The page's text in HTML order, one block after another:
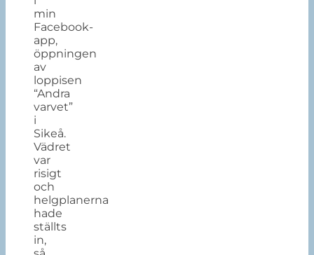
min
Facebook-
app,
öppningen
av
loppisen
“Andra
varvet”
i
Sikeå.
Vädret
var
risigt
och
helgplanerna
hade
ställts
in,